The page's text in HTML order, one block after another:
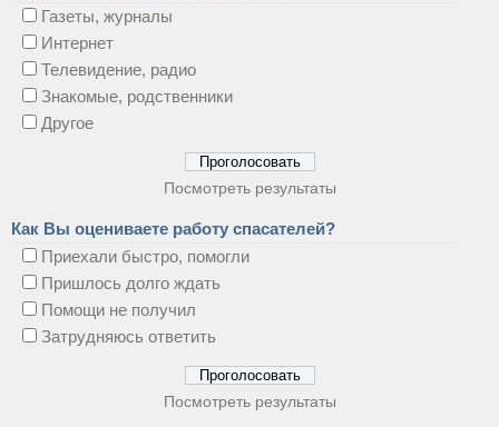
Газеты, журналы
Интернет
Телевидение, радио
Знакомые, родственники
Другое
Посмотреть результаты
Как Вы оцениваете работу спасателей?
Приехали быстро, помогли
Пришлось долго ждать
Помощи не получил
Затрудняюсь ответить
Посмотреть результаты